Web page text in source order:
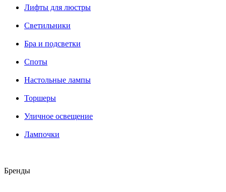
Лифты для люстры
Светильники
Бра и подсветки
Споты
Настольные лампы
Торшеры
Уличное освещение
Лампочки
Бренды